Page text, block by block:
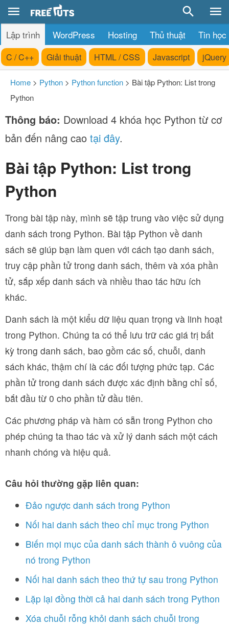
Lập trình WordPress Hosting Thủ thuật Tin học
C / C++ Giải thuật HTML / CSS Javascript jQuery
Home > Python > Python function > Bài tập Python: List trong
Python
Thông báo: Download 4 khóa học Python từ cơ
bản đến nâng cao tại đây.
Bài tập Python: List trong
Python
Trong bài tập này, mình sẽ tập trung vào việc sử dụng
danh sách trong Python. Bài tập Python về danh
sách sẽ giúp bạn làm quen với cách tạo danh sách,
truy cập phần tử trong danh sách, thêm và xóa phần
tử, sắp xếp danh sách và nhiều thao tác hữu ích
khác.
Danh sách là một kiểu dữ liệu quan trọng và linh hoạt
trong Python. Chúng ta có thể lưu trữ các giá trị bất
kỳ trong danh sách, bao gồm các số, chuỗi, danh
sách khác, thậm chí là các đối tượng phức tạp. Các
phần tử trong danh sách được xác định bằng chỉ số,
bắt đầu từ 0 cho phần tử đầu tiên.
Các phương pháp và hàm có sẵn trong Python cho
phép chúng ta thao tác và xử lý danh sách một cách
nhanh chóng và hiệu quả.
Câu hỏi thường gặp liên quan:
Đảo ngược danh sách trong Python
Nối hai danh sách theo chỉ mục trong Python
Biến mọi mục của danh sách thành ô vuông của
nó trong Python
Nối hai danh sách theo thứ tự sau trong Python
Lặp lại đồng thời cả hai danh sách trong Python
Xóa chuỗi rỗng khỏi danh sách chuỗi trong